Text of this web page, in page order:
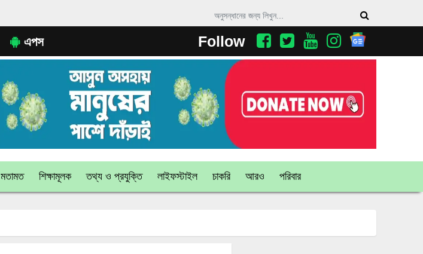
এপস Follow
মতামত শিক্ষামূলক তথ্য ও প্রযুক্তি লাইফস্টাইল চাকরি আরও পরিবার